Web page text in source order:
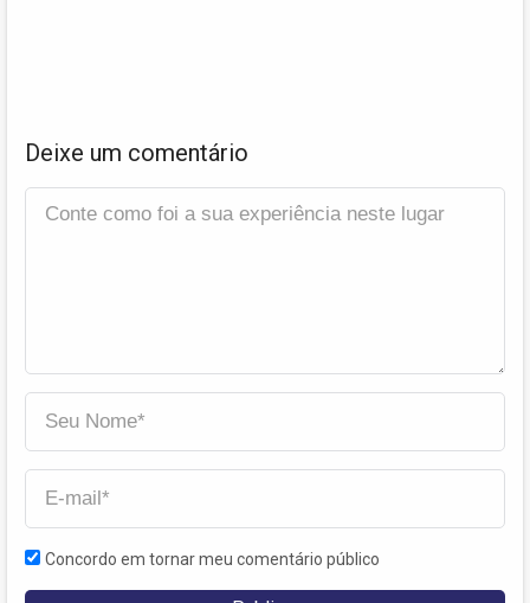
Deixe um comentário
Concordo em tornar meu comentário público